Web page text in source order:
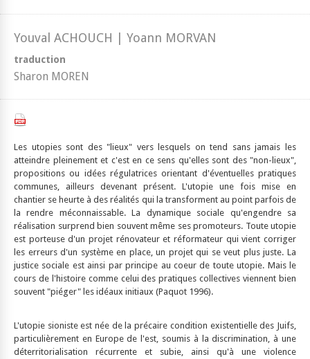
Youval ACHOUCH | Yoann MORVAN
traduction
Sharon MOREN
Les utopies sont des "lieux" vers lesquels on tend sans jamais les
atteindre pleinement et c'est en ce sens qu'elles sont des "non-lieux",
propositions ou idées régulatrices orientant d'éventuelles pratiques
communes, ailleurs devenant présent. L'utopie une fois mise en
chantier se heurte à des réalités qui la transforment au point parfois de
la rendre méconnaissable. La dynamique sociale qu'engendre sa
réalisation surprend bien souvent même ses promoteurs. Toute utopie
est porteuse d'un projet rénovateur et réformateur qui vient corriger
les erreurs d'un système en place, un projet qui se veut plus juste. La
justice sociale est ainsi par principe au coeur de toute utopie. Mais le
cours de l'histoire comme celui des pratiques collectives viennent bien
souvent "piéger" les idéaux initiaux (Paquot 1996).
L'utopie sioniste est née de la précaire condition existentielle des Juifs,
particulièrement en Europe de l'est, soumis à la discrimination, à une
déterritorialisation récurrente et subie, ainsi qu'à une violence